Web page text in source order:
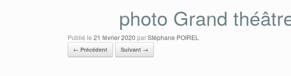
photo Grand
Publié le 21 février 2020 parStéphane POIREL
← Précédent Suivant →